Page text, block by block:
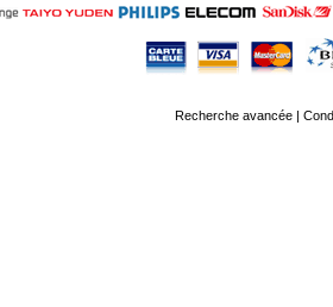
Recherche avancée|